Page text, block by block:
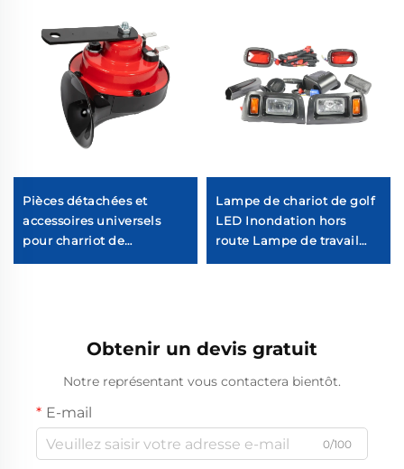
Pièces détachées et
accessoires universels
pour charriot de
golfMoteur électrique
Lampe de chariot de golf
LED Inondation hors
route Lampe de travail
LED Lumière halogène
Obtenir un devis gratuit
Notre représentant vous contactera bientôt.
E-mail
0/100